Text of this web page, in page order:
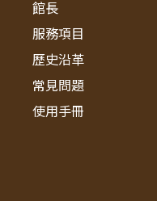
館長
服務項目
歷史沿革
常見問題
使用手冊